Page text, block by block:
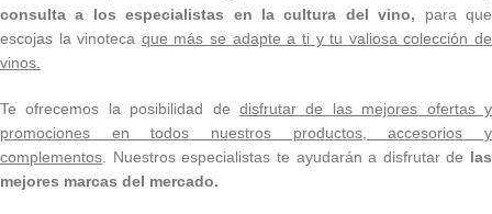
consulta a los especialistas en la cultura del vino, para que
escojas la vinoteca que más se adapte a ti y tu valiosa colección de
vinos.
Te ofrecemos la posibilidad de disfrutar de las mejores ofertas y
promociones en todos nuestros productos, accesorios y
complementos . Nuestros especialistas te ayudarán a disfrutar de las
mejores marcas del mercado.